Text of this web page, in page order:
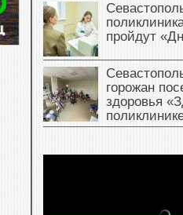
пройдут
горожан
здоровья